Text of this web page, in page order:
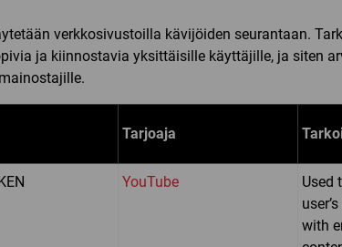
verkkosivustoilla kävijöiden seurantaan.
ja kiinnostavia yksittäisille käyttäjille, ja siten
Tarjoaja
YouTube
Used
with